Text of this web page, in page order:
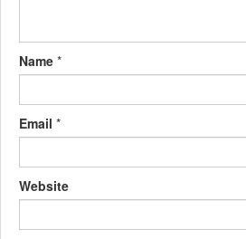
Name *
Email *
Website